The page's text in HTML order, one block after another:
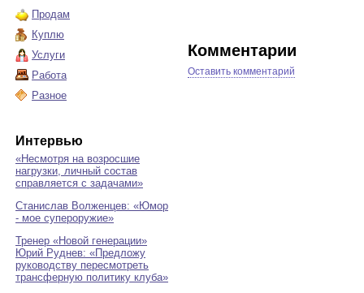
Продам
Куплю
Услуги
Работа
Разное
Интервью
«Несмотря на возросшие
нагрузки, личный состав
справляется с задачами»
Станислав Волженцев: «Юмор
- мое супероружие»
Тренер «Новой генерации»
Юрий Руднев: «Предложу
руководству пересмотреть
трансферную политику клуба»
Комментарии
Оставить комментарий